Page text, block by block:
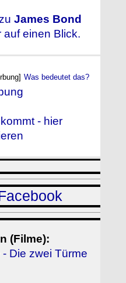
James Bond
auf einen Blick.
Was bedeutet das?
- hier
(Filme):
Die zwei Türme